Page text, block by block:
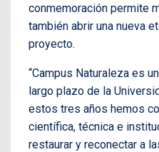
conmemoración permite
también abrir una nueva
proyecto.
“Campus Naturaleza es
largo plazo de la
estos tres años hemos
científica, técnica e
restaurar y reconectar a